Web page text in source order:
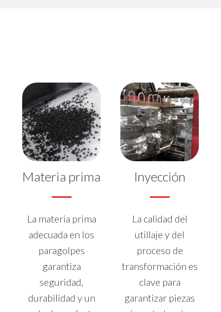
Materia prima
La materia prima
adecuada en los
paragolpes
garantiza
seguridad,
durabilidad y un
Inyección
La calidad del
utillaje y del
proceso de
transformación es
clave para
garantizar piezas